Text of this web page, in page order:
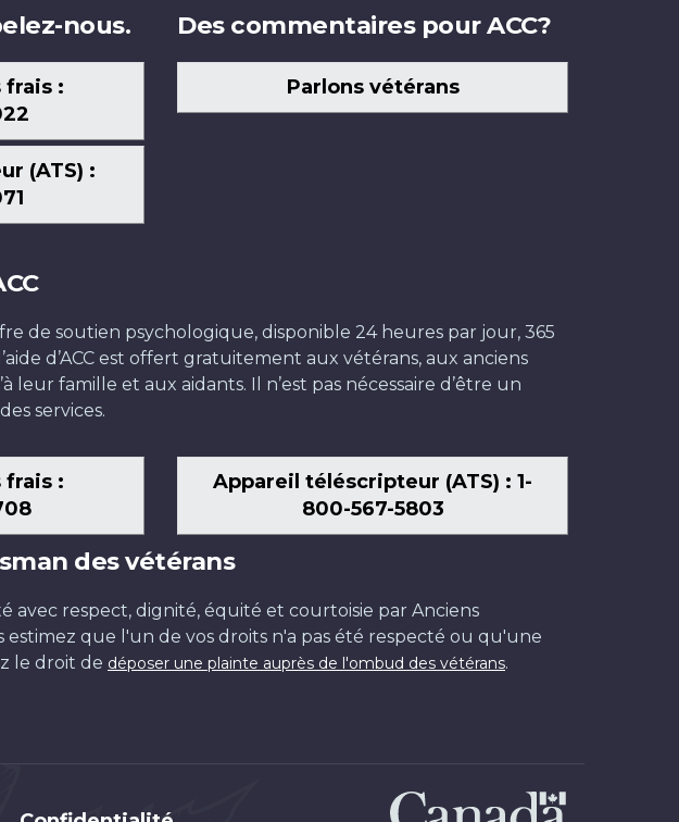
nous.
frais :
(ATS) :
Des commentaires pour ACC?
Parlons vétérans
de soutien psychologique, disponible 24 heures par jour, 365
d’ACC est offert gratuitement aux vétérans, aux anciens
leur famille et aux aidants. Il n’est pas nécessaire d’être un
services.
frais :
Appareil téléscripteur (ATS) : 1-
800-567-5803
des vétérans
avec respect, dignité, équité et courtoisie par Anciens
estimez que l'un de vos droits n'a pas été respecté ou qu'une
le droit de déposer une plainte auprès de l'ombud des vétérans.